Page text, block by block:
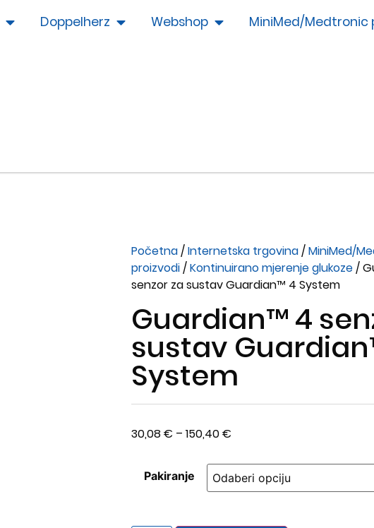
Doppelherz Webshop MiniMed/Medtronic
Početna/Internetska trgovina/MiniMed/
proizvodi/Kontinuirano mjerenje glukoze/
senzor za sustav Guardian™ 4 System
Guardian™ 4
sustav
System
30,08€ – 150,40€
Pakiranje